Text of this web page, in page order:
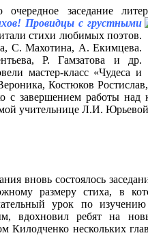
заседание
Провидцы с грустными
стихи любимых поэтов.
С. Махотина, А. Екимцева.
Р. Гамзатова и др.
мастер-класс «Чудеса и
Костюков
с завершением работы над
учительнице Л.И.
вновь состоялось
размеру стиха, в
урок по изучению
вдохновил ребят на
Килодченко нескольких